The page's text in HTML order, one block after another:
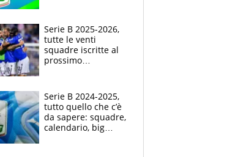
playoff e playout
Serie B 2025-2026,
tutte le venti
squadre iscritte al
prossimo
Serie B 2024-2025,
tutto quello che c’è
da sapere: squadre,
calendario, big